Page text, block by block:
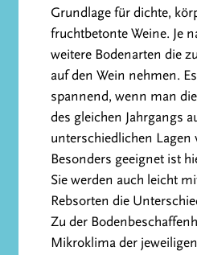
Grundlage für dichte,
fruchtbetonte Weine. Je
weitere Bodenarten die
auf den Wein nehmen.
spannend, wenn man
des gleichen Jahrgangs
unterschiedlichen Lagen
Besonders geeignet ist
Sie werden auch leicht
Rebsorten die
Zu der
Mikroklima der